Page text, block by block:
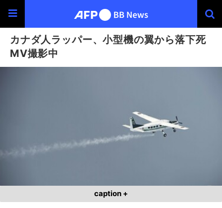
カナダ人ラッパー、小型機の翼から落下死
MV撮影中
caption +